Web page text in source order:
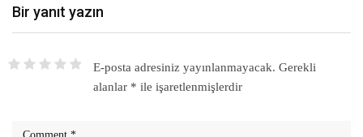
Bir yanıt yazın
E-posta adresiniz yayınlanmayacak. Gerekli
alanlar * ile işaretlenmişlerdir